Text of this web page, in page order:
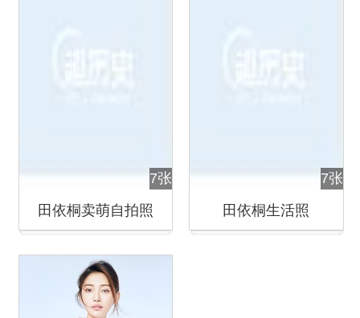
7张
田依桐卖萌自拍照
7张
田依桐生活照